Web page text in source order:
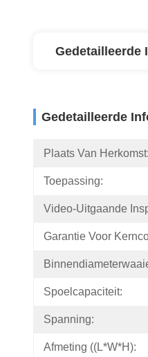
Gedetailleerde
Gedetailleerde
Plaats Van Herkomst:
Toepassing:
Video-Uitgaande
Garantie Voor
Spoelcapaciteit:
Spanning:
Afmeting ((L*W*H):